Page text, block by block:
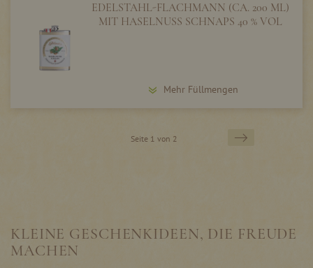
EDELSTAHL-FLACHMANN (CA. 200 ML)
MIT HASELNUSS SCHNAPS 40 % VOL
Mehr Füllmengen
Seite 1 von 2
KLEINE GESCHENKIDEEN, DIE FREUDE
MACHEN